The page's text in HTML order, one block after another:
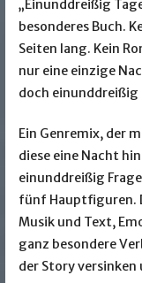
„Einunddreißig
besonderes Buch.
Seiten lang. Kein
nur eine einzige
doch einunddreißig
Ein Genremix, der
diese eine Nacht
einunddreißig
fünf Hauptfiguren.
Musik und Text,
ganz besondere
der Story